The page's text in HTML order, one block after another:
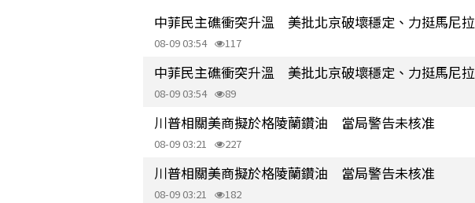
中菲民主礁衝突升溫 美批北京破壞穩定、力挺馬尼拉
08-09 03:54 117
中菲民主礁衝突升溫 美批北京破壞穩定、力挺馬尼拉
08-09 03:54 89
川普相關美商擬於格陵蘭鑽油 當局警告未核准
08-09 03:21 227
川普相關美商擬於格陵蘭鑽油 當局警告未核准
08-09 03:21 182